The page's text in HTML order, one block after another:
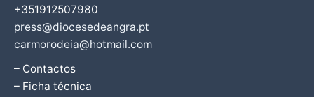
+351912507980
press@diocesedeangra.pt
carmorodeia@hotmail.com
– Contactos
– Ficha técnica